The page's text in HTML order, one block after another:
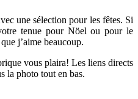
une sélection pour les fêtes. Si
tenue pour Nöel ou pour le
j’aime beaucoup.
vous plaira! Les liens directs
la photo tout en bas.